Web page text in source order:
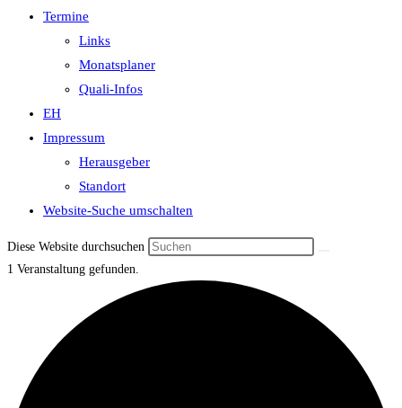
Termine
Links
Monatsplaner
Quali-Infos
EH
Impressum
Herausgeber
Standort
Website-Suche umschalten
Diese Website durchsuchen
1 Veranstaltung gefunden.